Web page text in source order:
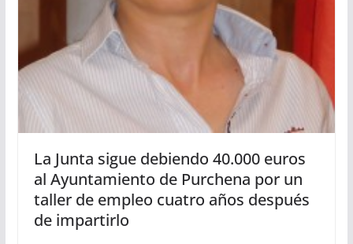
La Junta sigue debiendo 40.000 euros
al Ayuntamiento de Purchena por un
taller de empleo cuatro años después
de impartirlo